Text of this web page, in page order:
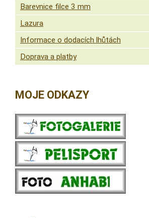
Barevnice filce 3 mm
Lazura
Informace o dodacích lhůtách
Doprava a platby
MOJE ODKAZY